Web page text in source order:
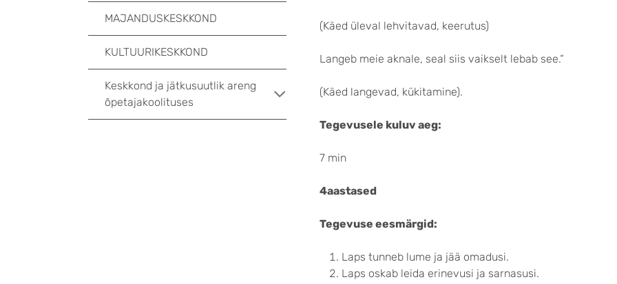
(Käed üleval lehvitavad, keerutus)
Langeb meie aknale, seal siis vaikselt lebab see.“
(Käed langevad, kükitamine).
Tegevusele kuluv aeg:
7 min
4aastased
Tegevuse eesmärgid:
Laps tunneb lume ja jää omadusi.
Laps oskab leida erinevusi ja sarnasusi.
MAJANDUSKESKKOND
KULTUURIKESKKOND
Keskkond ja jätkusuutlik areng
õpetajakoolituses